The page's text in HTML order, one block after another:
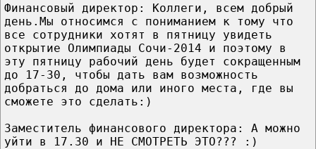
Финансовый директор: Коллеги, всем добрый
день.Мы относимся с пониманием к тому что
все сотрудники хотят в пятницу увидеть
открытие Олимпиады Сочи-2014 и поэтому в
эту пятницу рабочий день будет сокращенным
до 17-30, чтобы дать вам возможность
добраться до дома или иного места, где вы
сможете это сделать:)
Заместитель финансового директора: А можно
уйти в 17.30 и НЕ СМОТРЕТЬ ЭТО??? :)